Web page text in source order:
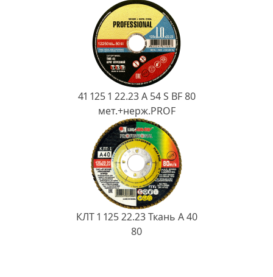
41 125 1 22.23 A 54 S BF 80
мет.+нерж.PROF
КЛТ 1 125 22.23 Ткань A 40
80